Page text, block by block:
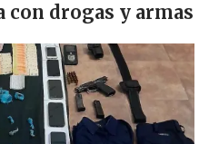
con drogas y armas